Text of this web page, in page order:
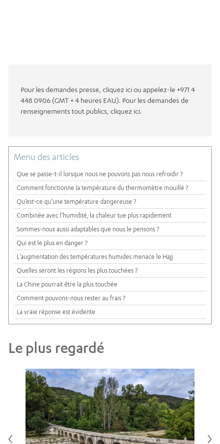
Pour les demandes presse, cliquez ici ou appelez-le +971 4
448 0906 (GMT + 4 heures EAU). Pour les demandes de
renseignements tout publics, cliquez ici.
Menu des articles
Que se passe-t-il lorsque nous ne pouvons pas nous refroidir ?
Comment fonctionne la température du thermomètre mouillé ?
Qu’est-ce qu’une température dangereuse ?
Combinée avec l’humidité, la chaleur tue plus rapidement
Sommes-nous aussi adaptables que nous le pensons ?
Qui est le plus en danger ?
L’augmentation des températures humides menace le Hajj
Quelles seront les régions les plus touchées ?
La Chine pourrait être la plus touchée
Comment pouvons-nous rester au frais ?
La vraie réponse est évidente
Le plus regardé